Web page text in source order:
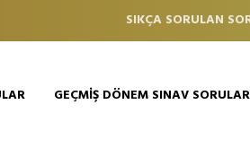
SIKÇA SORULAN
GEÇMİŞ DÖNEM SINAV